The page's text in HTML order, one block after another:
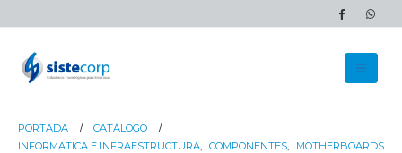
PORTADA
CATÁLOGO
INFORMATICA E INFRAESTRUCTURA, COMPONENTES, MOTHERBOARDS